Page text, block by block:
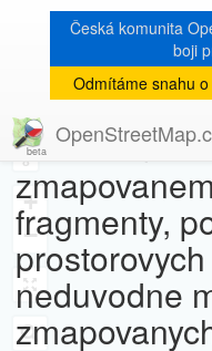
Česká komunita
boji
Odmítáme snahu
8
+
−
« zpět
[Talk-cz]
Trasovani
fragmenty,
neduvodne